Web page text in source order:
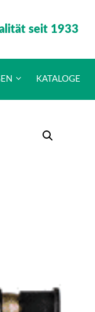
seit 1933
KATALOGE